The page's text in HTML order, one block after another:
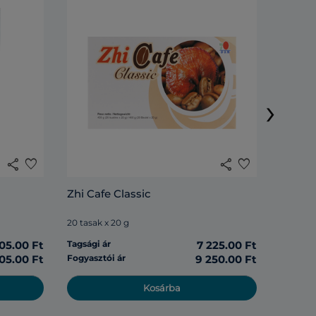
share favorite
Ft
Ft
share favorite
Zhi Cafe Classic
20 tasak x 20 g
Tagsági ár
7 225.00 Ft
Fogyasztói ár 9 250.00 Ft
Kosárba
›